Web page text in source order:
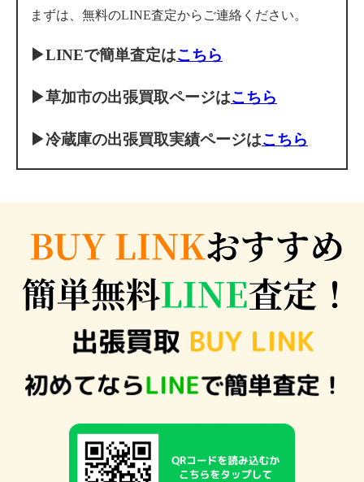
まずは、無料のLINE査定からご連絡ください。
▶LINEで簡単査定はこちら
▶草加市の出張買取ページはこちら
▶冷蔵庫の出張買取実績ページはこちら